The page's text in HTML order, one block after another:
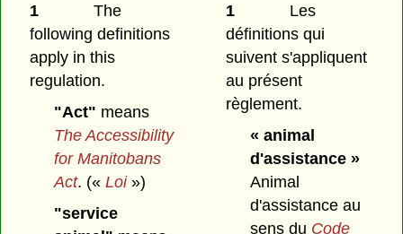
1
The
following definitions
apply in this
regulation.
"Act" means
The Accessibility
for Manitobans
Act. (« Loi»)
"service
1
Les
définitions qui
suivent s'appliquent
au présent
règlement.
« animal
d'assistance »
Animal
d'assistance au
sens du Code